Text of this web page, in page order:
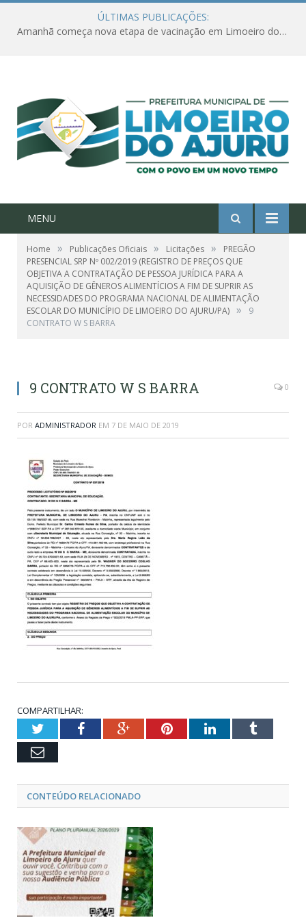
ÚLTIMAS PUBLICAÇÕES:
MENU
Home » Publicações Oficiais » Licitações »
PREGÃO
PRESENCIAL SRP Nº 002/2019 (REGISTRO DE PREÇOS QUE
OBJETIVA A CONTRATAÇÃO DE PESSOA JURÍDICA PARA A
AQUISIÇÃO DE GÊNEROS ALIMENTÍCIOS A FIM DE SUPRIR AS
NECESSIDADES DO PROGRAMA NACIONAL DE ALIMENTAÇÃO
ESCOLAR DO MUNICÍPIO DE LIMOEIRO DO AJURU/PA) »
9
CONTRATO W S BARRA
9 CONTRATO W S BARRA 0
POR ADMINISTRADOR EM 7 DE MAIO DE 2019
COMPARTILHAR:
TwitterFacebookGoogle+PinterestLinkedInTumblr
Email
CONTEÚDO RELACIONADO